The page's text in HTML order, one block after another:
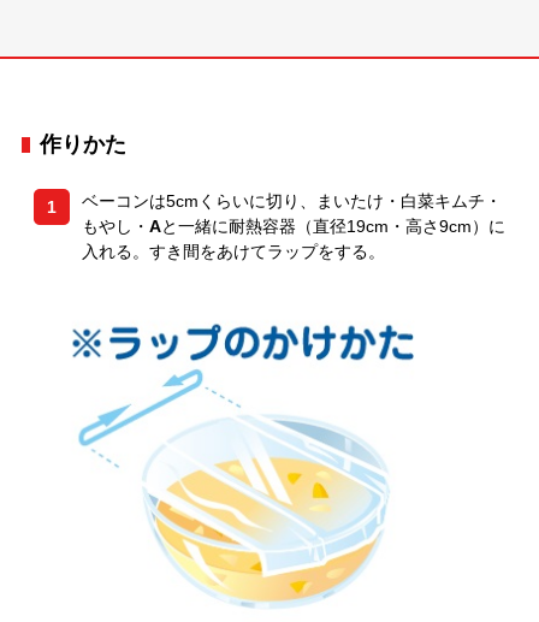
作りかた
1
ベーコンは5cmくらいに切り、まいたけ・白菜キムチ・
もやし・ Aと一緒に耐熱容器（直径19cm・高さ9cm）に
入れる。すき間をあけてラップをする。